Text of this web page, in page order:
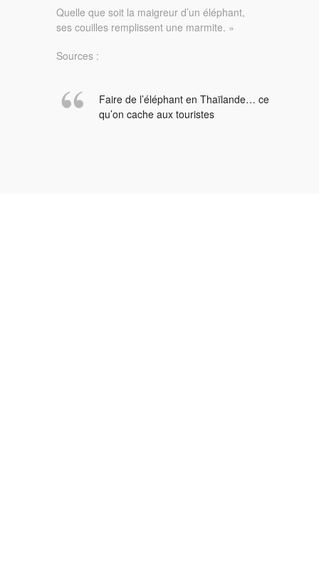
Quelle que soit la maigreur d’un éléphant,
ses couilles remplissent une marmite. »
Sources :
Faire de l’éléphant en Thaïlande… ce
qu’on cache aux touristes